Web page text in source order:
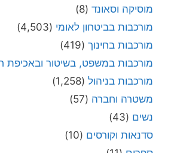
מוסיקה וסאונד (8)
מורכבות בביטחון לאומי (4,503)
מורכבות בחינוך (419)
מורכבות במשפט, בשיטור ובאכיפת
מורכבות בניהול (1,258)
משטרה וחברה (57)
נשים (43)
סדנאות וקורסים (10)